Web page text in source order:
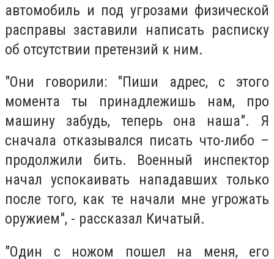
автомобиль и под угрозами физической
расправы заставили написать расписку
об отсутствии претензий к ним.
"Они говорили: "Пиши адрес, с этого
момента ты принадлежишь нам, про
машину забудь, теперь она наша". Я
сначала отказывался писать что-либо –
продолжили бить. Военный инспектор
начал успокаивать нападавших только
после того, как те начали мне угрожать
оружием", - рассказал Кичатый.
"Один с ножом пошел на меня, его